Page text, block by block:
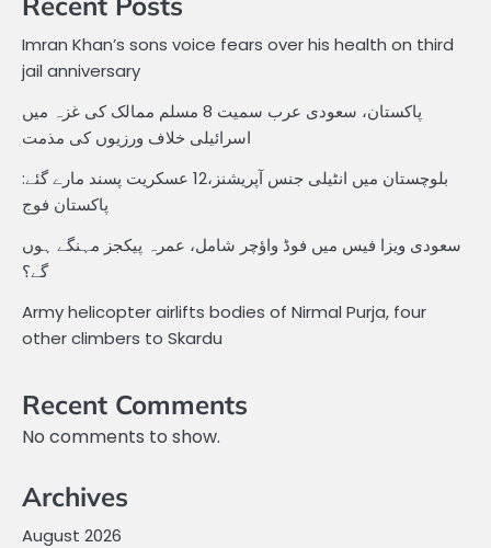
Imran Khan’s sons voice fears over his health on third
jail anniversary
پاکستان، سعودی عرب سمیت 8 مسلم ممالک کی غزہ میں
اسرائیلی خلاف ورزیوں کی مذمت
بلوچستان میں انٹیلی جنس آپریشنز،12 عسکریت پسند مارے گئے:
پاکستان فوج
سعودی ویزا فیس میں فوڈ واؤچر شامل، عمرہ پیکجز مہنگے ہوں
گے؟
Army helicopter airlifts bodies of Nirmal Purja, four
other climbers to Skardu
Recent Comments
No comments to show.
Archives
August 2026